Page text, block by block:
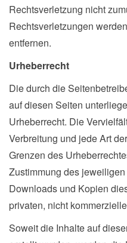
Rechtsverletzung nicht
Rechtsverletzungen
entfernen.
Urheberrecht
Die durch die
auf diesen Seiten
Urheberrecht. Die
Verbreitung und jede Art der
Grenzen des
Zustimmung des
Downloads und Kopien
privaten, nicht
Soweit die Inhalte auf